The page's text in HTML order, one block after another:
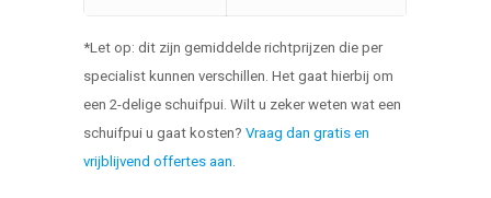
*Let op: dit zijn gemiddelde richtprijzen die per
specialist kunnen verschillen. Het gaat hierbij om
een 2-delige schuifpui. Wilt u zeker weten wat een
schuifpui u gaat kosten?Vraag dan gratis en
vrijblijvend offertes aan